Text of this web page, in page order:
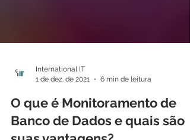
1 de dez. de 2021
6 min de leitura
O que é Monitoramento de